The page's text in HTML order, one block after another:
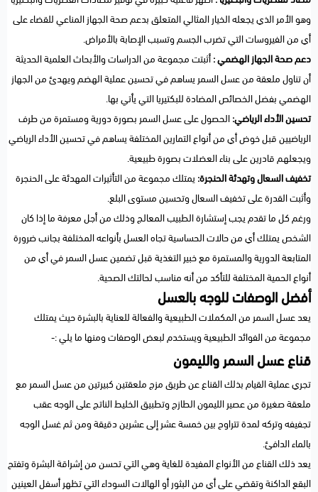
وهو الأمر الذي يجعله الخيار المثالي المتعلق بدعم صحة الجهاز المناعي للقضاء على
أي من الفيروسات التي تضرب الجسم وتسبب الإصابة بالأمراض.
دعم صحة الجهاز الهضمي :أثبتت مجموعة من الدراسات والأبحاث العلمية الحديثة
أن تناول ملعقة من عسل السمر يساهم في تحسين عملية الهضم ويهدئ من الجهاز
الهضمي بفضل الخصائص المضادة للبكتيريا التي يأتي بها.
تحسين الأداء الرياضي:الحصول على عسل السمر بصورة دورية ومستمرة من طرف
الرياضيين قبل خوض أي من أنواع التمارين المختلفة يساهم في تحسين الأداء الرياضي
ويجعلهم قادرين على بناء العضلات بصورة طبيعية.
تخفيف السعال وتهدئة الحنجرة: يمتلك مجموعة من التأثيرات المهدئة على الحنجرة
وأثبت القدرة على تخفيف السعال وتحسين مستوى البلع.
ورغم كل ما تقدم يجب إستشارة الطبيب المعالج وذلك من أجل معرفة ما إذا كان
الشخص يمتلك أي من حالات الحساسية تجاه العسل بأنواعه المختلفة بجانب ضرورة
المتابعة الدورية والمستمرة مع خبير التغذية قبل تضمين عسل السمر في أي من
أنواع الحمية المختلفة للتأكد من أنه مناسب لحالتك الصحية.
أفضل الوصفات للوجه بالعسل
يعد عسل السمر من المكملات الطبيعية والفعالة للعناية بالبشرة حيث يمتلك
مجموعة من الفوائد الطبيعية ويستخدم لبعض الوصفات ومنها ما يلي :-
قناع عسل السمر والليمون
تجري عملية القيام بذلك القناع عن طريق مزج ملعقتين كبيرتين من عسل السمر مع
ملعقة صغيرة من عصير الليمون الطازج وتطبيق الخليط الناتج على الوجه عقب
تجفيفه وتركه لمدة تتراوح بين خمسة عشر إلى عشرين دقيقة ومن ثم غسل الوجه
بالماء الدافئ.
يعد ذلك القناع من الأنواع المفيدة للغاية وهي التي تحسن من إشراقة البشرة وتفتح
البقع الداكنة وتقضي على أي من البثور أو الهالات السوداء التي تظهر أسفل العينين